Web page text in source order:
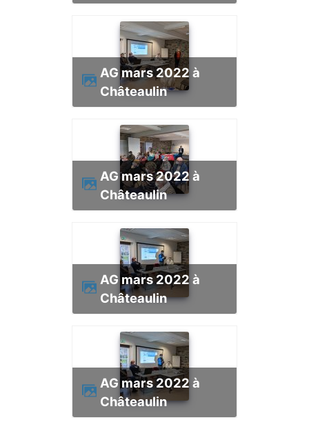
AG mars 2022 à
Châteaulin
AG mars 2022 à
Châteaulin
AG mars 2022 à
Châteaulin
AG mars 2022 à
Châteaulin